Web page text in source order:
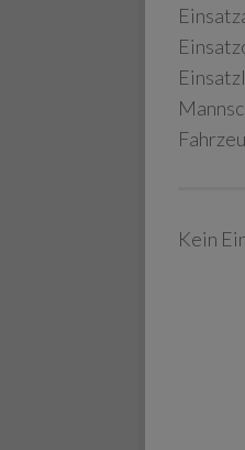
Kein